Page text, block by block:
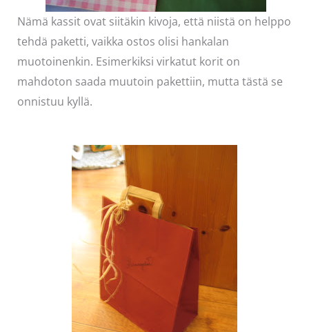
Nämä kassit ovat siitäkin kivoja, että niistä on helppo
tehdä paketti, vaikka ostos olisi hankalan
muotoinenkin. Esimerkiksi virkatut korit on
mahdoton saada muutoin pakettiin, mutta tästä se
onnistuu kyllä.